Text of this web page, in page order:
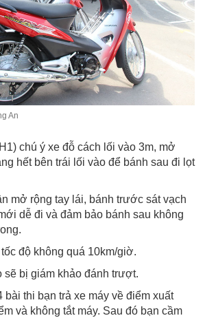
An
chú ý xe đỗ cách lối vào 3m, mở
hết bên trái lối vào để bánh sau đi lọt
mở rộng tay lái, bánh trước sát vạch
dễ đi và đảm bảo bánh sau không
độ không quá 10km/giờ.
sẽ bị giám khảo đánh trượt.
bài thi bạn trả xe máy về điểm xuất
và không tắt máy. Sau đó bạn cầm